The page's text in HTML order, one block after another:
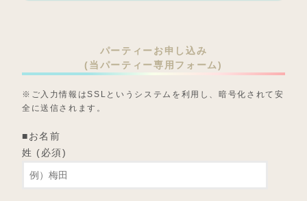
パーティーお申し込み
(当パーティー専用フォーム)
※ご入力情報はSSLというシステムを利用し、暗号化されて安
全に送信されます。
■お名前
姓 (必須)